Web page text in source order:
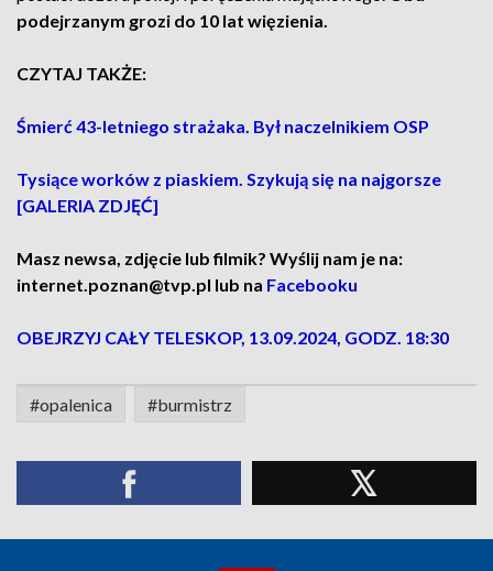
podejrzanym grozi do 10 lat więzienia.
CZYTAJ TAKŻE:
Śmierć 43-letniego strażaka. Był naczelnikiem OSP
Tysiące worków z piaskiem. Szykują się na najgorsze
[GALERIA ZDJĘĆ]
Masz newsa, zdjęcie lub filmik? Wyślij nam je na:
internet.poznan@tvp.pl lub na Facebooku
OBEJRZYJ CAŁY TELESKOP, 13.09.2024, GODZ. 18:30
#opalenica #burmistrz